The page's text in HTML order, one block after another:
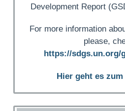
Development Report
For more information
please,
https://sdgs.un.org/
Hier geht es